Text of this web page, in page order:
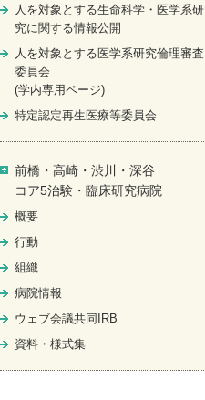
人を対象とする生命科学・医学系研
究に関する情報公開
人を対象とする医学系研究倫理審査
委員会
(学内専用ページ)
特定認定再生医療等委員会
前橋・高崎・渋川・深谷
コア5治験・臨床研究病院
概要
行動
組織
病院情報
ウェブ会議共同IRB
資料・様式集